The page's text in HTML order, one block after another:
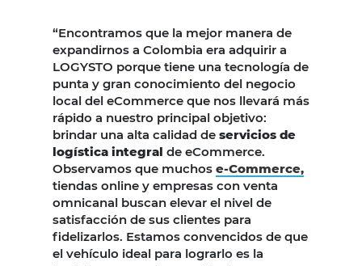
“Encontramos que la mejor manera de
expandirnos a Colombia era adquirir a
LOGYSTO porque tiene una tecnología de
punta y gran conocimiento del negocio
local del eCommerce que nos llevará más
rápido a nuestro principal objetivo:
brindar una alta calidad de servicios de
logística integral de eCommerce.
Observamos que muchos e-Commerce,
tiendas online y empresas con venta
omnicanal buscan elevar el nivel de
satisfacción de sus clientes para
fidelizarlos. Estamos convencidos de que
el vehículo ideal para lograrlo es la